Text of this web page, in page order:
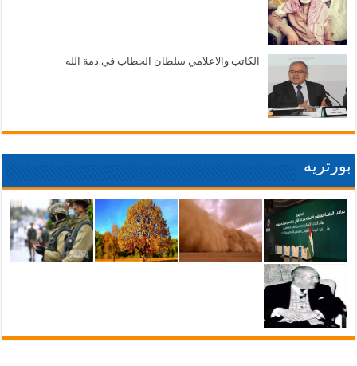
الكاتب والاعلامي سلطان الحطاب في ذمة الله
بورتريه